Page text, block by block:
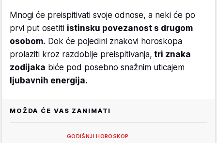
Mnogi će preispitivati svoje odnose, a neki će po
prvi put osetiti istinsku povezanost s drugom
osobom. Dok će pojedini znakovi horoskopa
prolaziti kroz razdoblje preispitivanja, tri znaka
zodijaka biće pod posebno snažnim uticajem
ljubavnih energija.
MOŽDA ĆE VAS ZANIMATI
GODIŠNJI HOROSKOP